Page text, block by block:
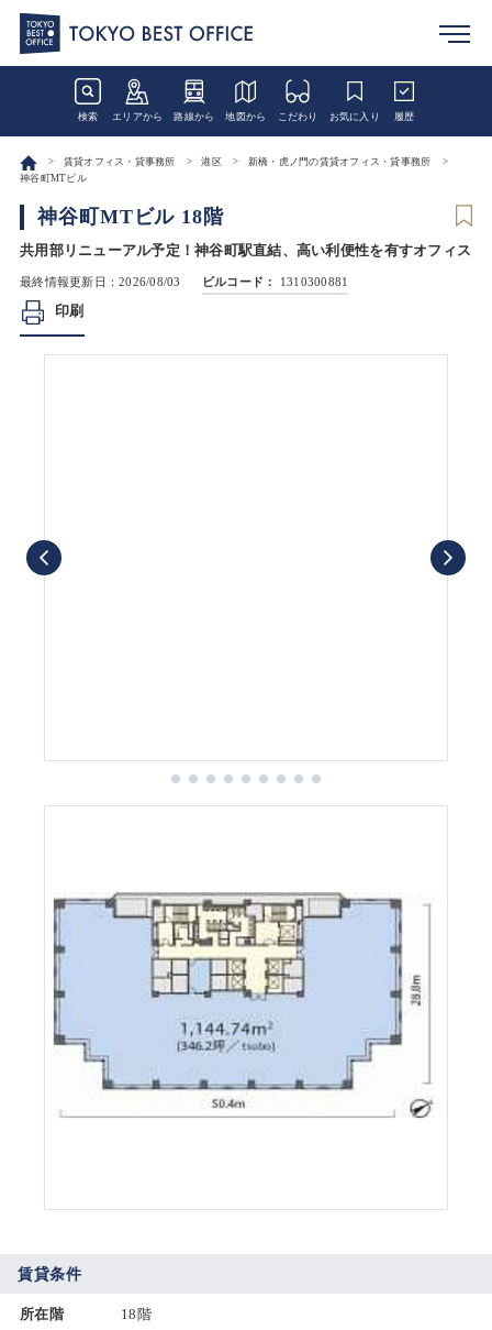
検索 エリアから 路線から 地図から こだわり お気に入り 履歴
賃貸オフィス・貸事務所 港区
新橋・虎ノ門の賃貸オフィス・貸事務所
神谷町MTビル
神谷町MTビル 18階
共用部リニューアル予定！神谷町駅直結、高い利便性を有すオフィス
最終情報更新日：2026/08/03 ビルコード： 1310300881
印刷
賃貸条件
所在階 18階